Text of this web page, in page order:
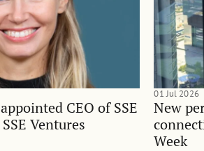
CEO of SSE
Ventures
New
Week
01 Jul 2026